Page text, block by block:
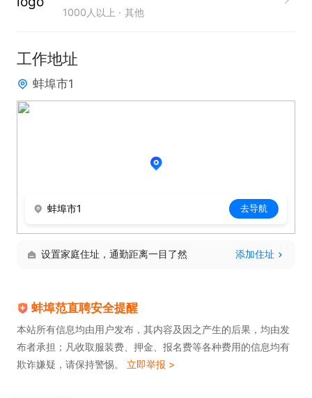
1000人以上 其他
工作地址
蚌埠市1
蚌埠市1 去导航
设置家庭住址，通勤距离一目了然 添加住址
蚌埠范直聘安全提醒
本站所有信息均由用户发布，其内容及因之产生的后果，均由发
布者承担；凡收取服装费、押金、报名费等各种费用的信息均有
欺诈嫌疑，请保持警惕。 立即举报 >